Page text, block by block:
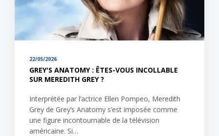
22/05/2026
GREY'S ANATOMY : ÊTES-VOUS INCOLLABLE
SUR MEREDITH GREY ?
Interprétée par l’actrice Ellen Pompeo, Meredith
Grey de Grey’s Anatomy s’est imposée comme
une figure incontournable de la télévision
américaine. Si…